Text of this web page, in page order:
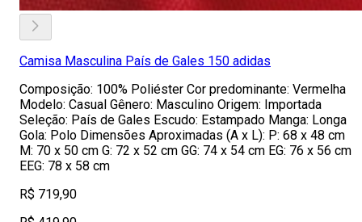
Camisa Masculina País de Gales 150 adidas
Composição: 100% Poliéster Cor predominante: Vermelha
Modelo: Casual Gênero: Masculino Origem: Importada
Seleção: País de Gales Escudo: Estampado Manga: Longa
Gola: Polo Dimensões Aproximadas (A x L): P: 68 x 48 cm
M: 70 x 50 cm G: 72 x 52 cm GG: 74 x 54 cm EG: 76 x 56 cm
EEG: 78 x 58 cm
R$ 719,90